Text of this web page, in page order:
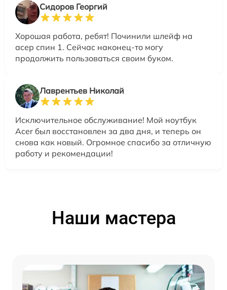
Сидоров Георгий
Хорошая работа, ребят! Починили шлейф на
асер спин 1. Сейчас наконец-то могу
продолжить пользоваться своим буком.
Лаврентьев Николай
Исключительное обслуживание! Мой ноутбук
Acer был восстановлен за два дня, и теперь он
снова как новый. Огромное спасибо за отличную
работу и рекомендации!
Наши мастера